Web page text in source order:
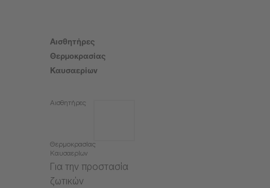
Αισθητήρες
Θερμοκρασίας
Καυσαερίων
Αισθητήρες
Θερμοκρασίας
Καυσαερίων
Για την προστασία
ζωτικών